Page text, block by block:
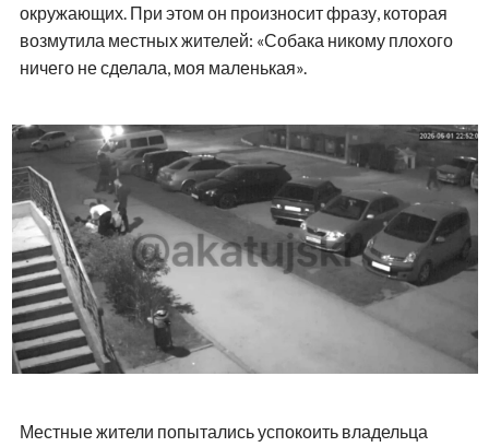
окружающих. При этом он произносит фразу, которая
возмутила местных жителей: «Собака никому плохого
ничего не сделала, моя маленькая».
Местные жители попытались успокоить владельца